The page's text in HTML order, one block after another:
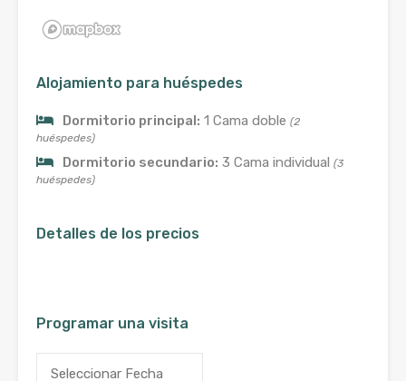
Alojamiento para huéspedes
Dormitorio principal: 1 Cama doble (2
huéspedes)
Dormitorio secundario: 3 Cama individual (3
huéspedes)
Detalles de los precios
Programar una visita